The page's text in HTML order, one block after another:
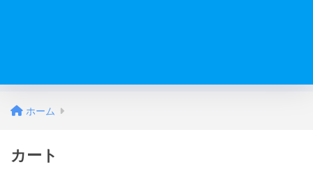
ホーム
カート